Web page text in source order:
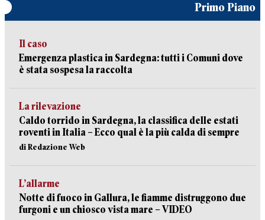
Primo Piano
Il caso
Emergenza plastica in Sardegna: tutti i Comuni dove
è stata sospesa la raccolta
La rilevazione
Caldo torrido in Sardegna, la classifica delle estati
roventi in Italia – Ecco qual è la più calda di sempre
di Redazione Web
L’allarme
Notte di fuoco in Gallura, le fiamme distruggono due
furgoni e un chiosco vista mare – VIDEO